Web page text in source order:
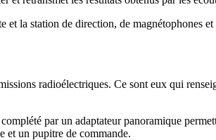
et la station de direction, de magnétophones
radioélectriques. Ce sont eux qui
par un adaptateur panoramique
et un pupitre de commande.